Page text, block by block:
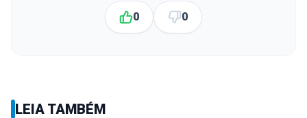
0 0
LEIA TAMBÉM